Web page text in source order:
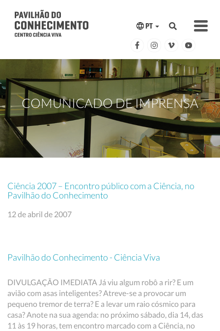
PT
COMUNICADO DE IMPRENSA
Ciência 2007 – Encontro público com a Ciência, no
Pavilhão do Conhecimento
12 de abril de 2007
Pavilhão do Conhecimento - Ciência Viva
DIVULGAÇÃO IMEDIATA Já viu algum robô a rir? E um
avião com asas inteligentes? Atreve-se a provocar um
pequeno tremor de terra? E a levar um raio cósmico para
casa? Anote na sua agenda: no próximo sábado, dia 14, das
11 às 19 horas, tem encontro marcado com a Ciência, no